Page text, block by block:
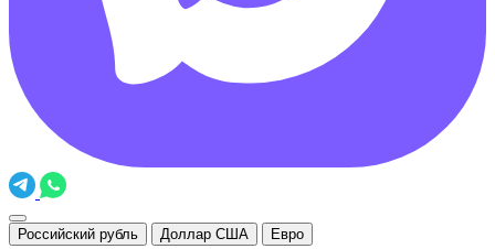
Российский рубль Доллар США Евро